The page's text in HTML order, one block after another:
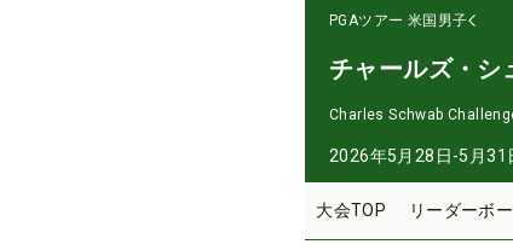
PGAツアー 米国男子
チャールズ・シ
Charles Schwab
2026年5月28日-5月31
大会TOP リーダーボ